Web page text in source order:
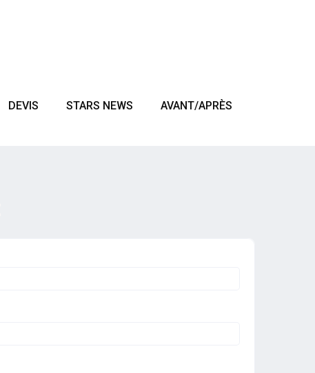
DEVIS STARS NEWS AVANT/APRÈS